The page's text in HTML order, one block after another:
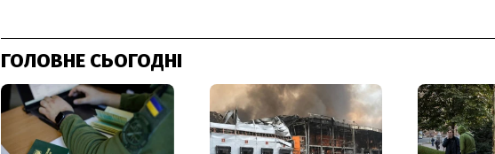
ГОЛОВНЕ СЬОГОДНІ